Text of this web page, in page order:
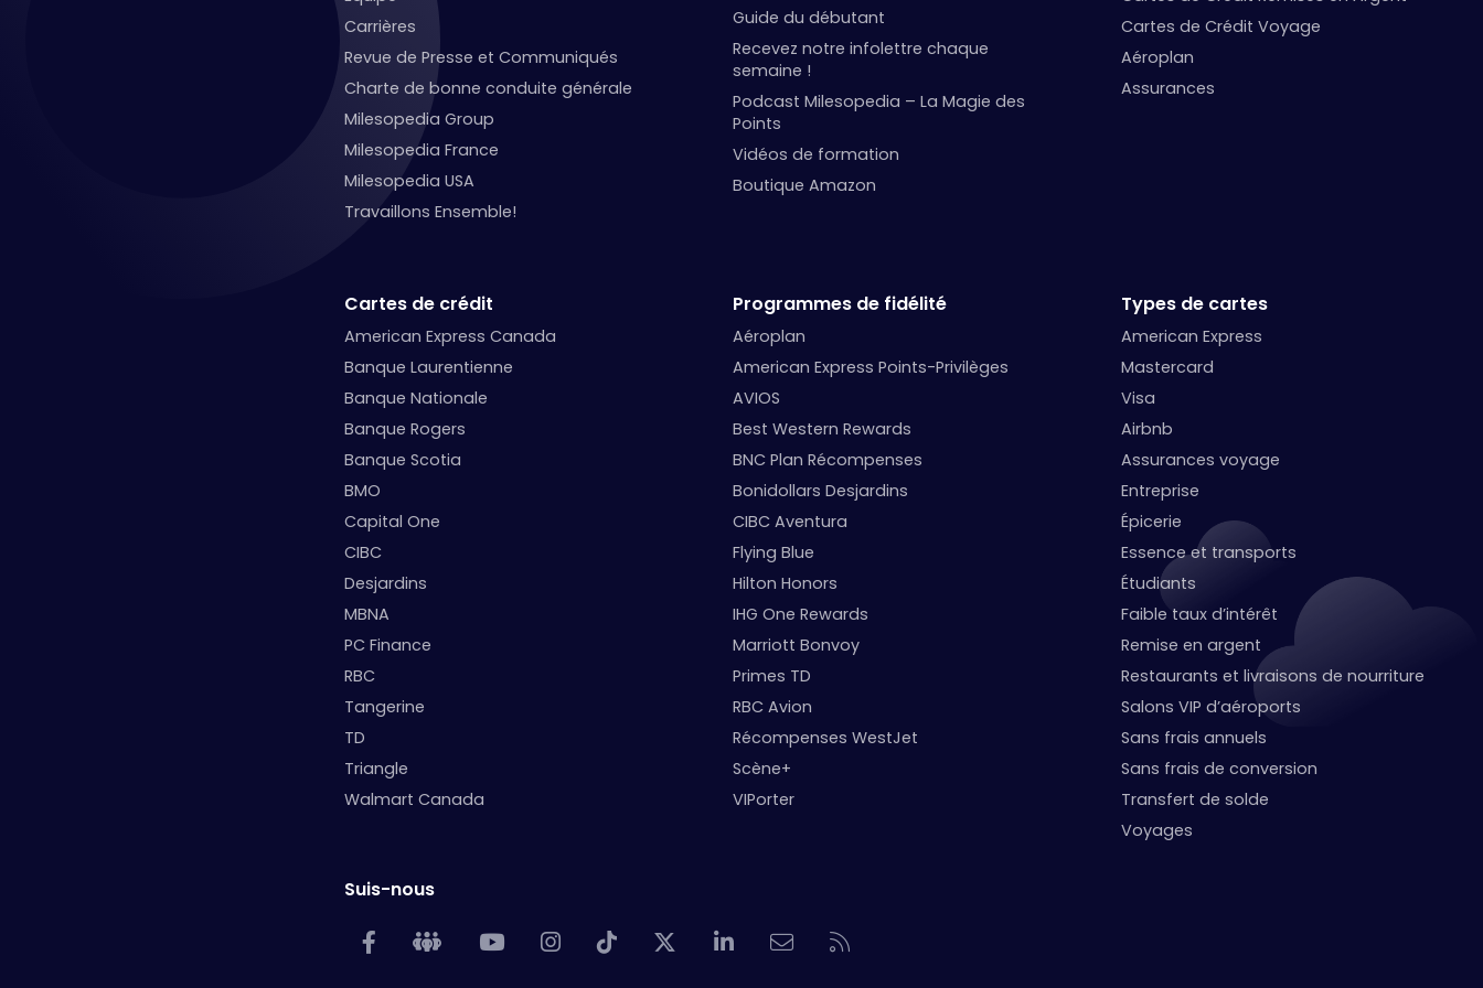
Carrières
Revue de Presse et Communiqués
Charte de bonne conduite générale
Milesopedia Group
Milesopedia France
Milesopedia USA
Travaillons Ensemble!
Guide du débutant
Recevez notre infolettre chaque
semaine !
Podcast Milesopedia – La Magie des
Points
Vidéos de formation
Boutique Amazon
Cartes de Crédit Voyage
Aéroplan
Assurances
Cartes de crédit
American Express Canada
Banque Laurentienne
Banque Nationale
Banque Rogers
Banque Scotia
BMO
Capital One
CIBC
Desjardins
MBNA
PC Finance
RBC
Tangerine
TD
Triangle
Walmart Canada
Programmes de fidélité
Aéroplan
American Express Points-Privilèges
AVIOS
Best Western Rewards
BNC Plan Récompenses
Bonidollars Desjardins
CIBC Aventura
Flying Blue
Hilton Honors
IHG One Rewards
Marriott Bonvoy
Primes TD
RBC Avion
Récompenses WestJet
Scène+
VIPorter
Types de cartes
American Express
Mastercard
Visa
Airbnb
Assurances voyage
Entreprise
Épicerie
Essence et transports
Étudiants
Faible taux d’intérêt
Remise en argent
Restaurants et livraisons de nourriture
Salons VIP d’aéroports
Sans frais annuels
Sans frais de conversion
Transfert de solde
Voyages
Suis-nous